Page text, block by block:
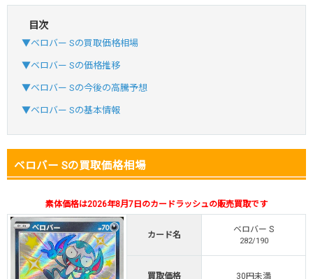
おりパンダ
・新規登録で6種類アド確解禁
SVGC7P
オリパスタジアム
・新規登録で6種類アド確解禁
・1,000円で1,500coin買える
オリパスタジアム公式はこちら ＞
・初回購入は500coinが50円
目次
▼ベロバー Sの買取価格相場
▼ベロバー Sの価格推移
▼ベロバー Sの今後の高騰予想
▼ベロバー Sの基本情報
ベロバー Sの買取価格相場
素体価格は2026年8月7日のカードラッシュの販売買取です
カード名
ベロバー S
282/190
買取価格 30円未満